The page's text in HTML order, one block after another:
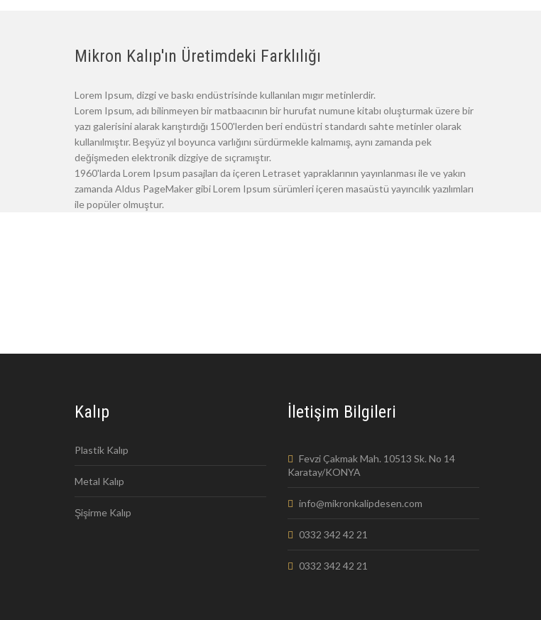
Mikron Kalıp'ın Üretimdeki Farklılığı
Lorem Ipsum, dizgi ve baskı endüstrisinde kullanılan mıgır metinlerdir.
Lorem Ipsum, adı bilinmeyen bir matbaacının bir hurufat numune kitabı oluşturmak üzere bir
yazı galerisini alarak karıştırdığı 1500'lerden beri endüstri standardı sahte metinler olarak
kullanılmıştır. Beşyüz yıl boyunca varlığını sürdürmekle kalmamış, aynı zamanda pek
değişmeden elektronik dizgiye de sıçramıştır.
1960'larda Lorem Ipsum pasajları da içeren Letraset yapraklarının yayınlanması ile ve yakın
zamanda Aldus PageMaker gibi Lorem Ipsum sürümleri içeren masaüstü yayıncılık yazılımları
ile popüler olmuştur.
Kalıp
Plastik Kalıp
Metal Kalıp
Şişirme Kalıp
İletişim Bilgileri
Fevzi Çakmak Mah. 10513 Sk. No 14
Karatay/KONYA
info@mikronkalipdesen.com
0332 342 42 21
0332 342 42 21